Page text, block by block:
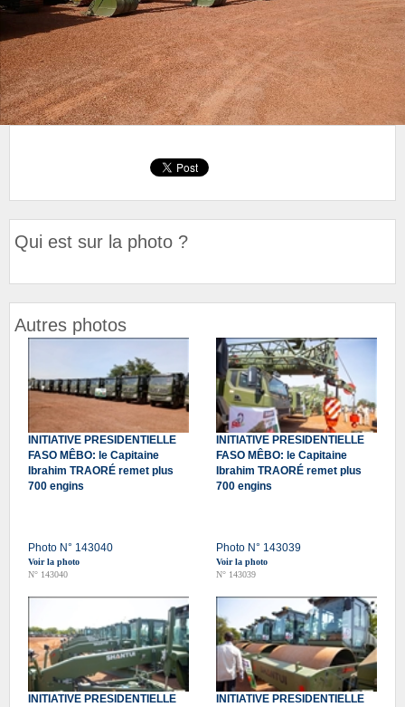
Qui est sur la photo ?
Autres photos
INITIATIVE PRESIDENTIELLE
FASO MÊBO: le Capitaine
Ibrahim TRAORÉ remet plus
700 engins
Photo N° 143040
Voir la photo
N° 143040
INITIATIVE PRESIDENTIELLE
FASO MÊBO: le Capitaine
Ibrahim TRAORÉ remet plus
700 engins
Photo N° 143039
Voir la photo
N° 143039
INITIATIVE PRESIDENTIELLE
INITIATIVE PRESIDENTIELLE